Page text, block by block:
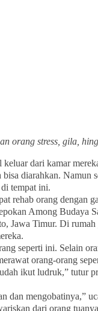
orang stress, gila,
dari kamar
diarahkan. Namun
tempat ini.
rehab orang dengan
Among Budaya
Jawa Timur. Di rumah
seperti ini. Selain
orang-orang
ikut ludruk,” tutur
dan mengobatinya,”
dari orang